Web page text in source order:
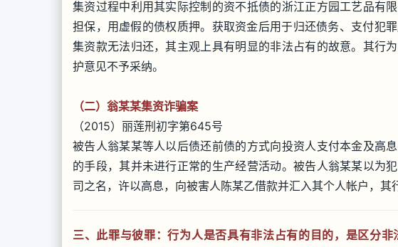
集资过程中利用其实际控制的资不抵债的浙江正方园工艺品有
担保，用虚假的债权质押。获取资金后用于归还债务、支付犯
集资款无法归还，其主观上具有明显的非法占有的故意。其行
护意见不予采纳。
（二）翁某某集资诈骗案
（2015）丽莲刑初字第645号
被告人翁某某等人以后债还前债的方式向投资人支付本金及高
的手段，其并未进行正常的生产经营活动。被告人翁某某以为
司之名，许以高息，向被害人陈某乙借款并汇入其个人帐户，其
三、此罪与彼罪：行为人是否具有非法占有的目的，是区分